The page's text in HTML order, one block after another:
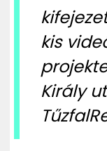
kis
Király